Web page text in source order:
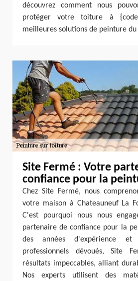
découvrez comment nous
protéger votre toiture à
meilleures solutions de peinture
Site Fermé : Votre
confiance pour la
Chez Site Fermé, nous
votre maison à Chateauneuf La
C'est pourquoi nous nous
partenaire de confiance pour la
des années d'expérience
professionnels dévoués, Site
résultats impeccables, alliant
Nos experts utilisent des